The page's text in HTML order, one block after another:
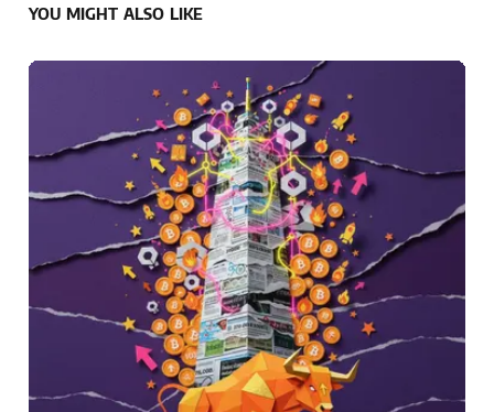
YOU MIGHT ALSO LIKE